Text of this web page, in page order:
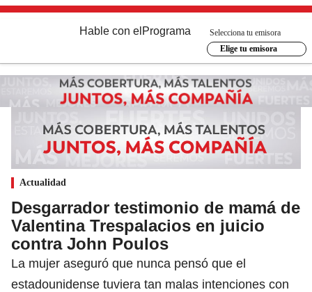
Hable con el Programa
Selecciona tu emisora
Elige tu emisora
Actualidad
Desgarrador testimonio de mamá de
Valentina Trespalacios en juicio
contra John Poulos
La mujer aseguró que nunca pensó que el
estadounidense tuviera tan malas intenciones con